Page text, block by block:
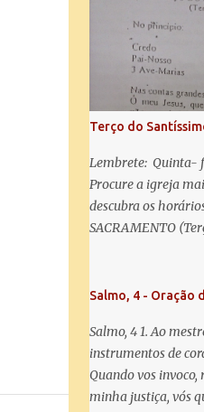
misericórdia, vida,
salve! A vós
de Eva, a vós
chorando neste
Advogada nossa,
misericordiosos a
desterro, mostrai-
fruto do vosso
ó doce e sempre
nós Santa Mãe de
dignos das
Terço do
Lembrete: Quinta-
Procure a igreja
descubra os
SACRAMENTO
Sacramentado, não
coração ao Vosso e
sem Vós morra eu!
Sacramento de
Glória ao Pai: Cristo
Salmo, 4 - Oração
Salmo, 4 1. Ao
instrumentos de
Quando vos invoco,
minha justiça, vós